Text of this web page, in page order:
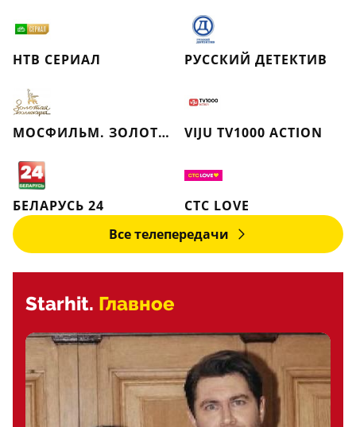
НТВ СЕРИАЛ РУССКИЙ ДЕТЕКТИВ
МОСФИЛЬМ. ЗОЛОТАЯ КОЛЛЕКЦИЯ VIJU TV1000 ACTION
БЕЛАРУСЬ 24
СТС LOVE
Все телепередачи
Starhit. Главное